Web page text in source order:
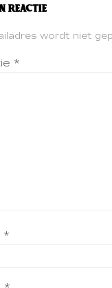
reactie
wordt niet
*
*